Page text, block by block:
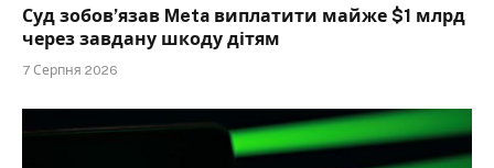
Суд зобов’язав Meta виплатити майже $1 млрд
через завдану шкоду дітям
7 Серпня 2026